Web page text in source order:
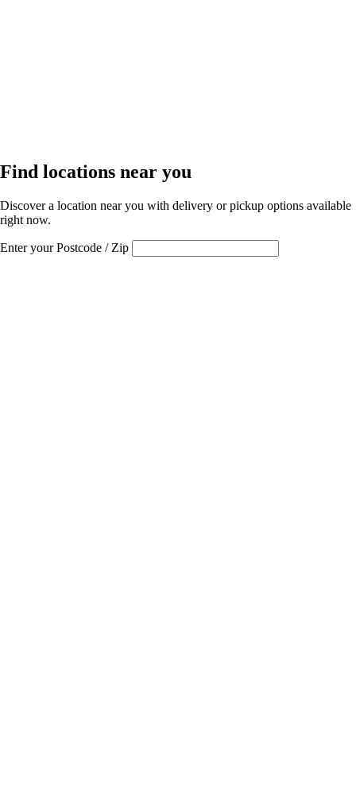
Find locations near you
Discover a location near you with delivery or pickup options available
right now.
Enter your Postcode / Zip